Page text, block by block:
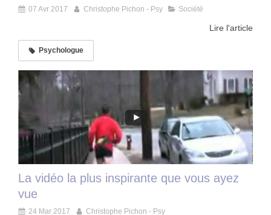
07 Avr 2017 Christophe Pichon - Psy Société
Lire l'article
Psychologue
La vidéo la plus inspirante que vous ayez
vue
24 Mar 2017 Christophe Pichon - Psy